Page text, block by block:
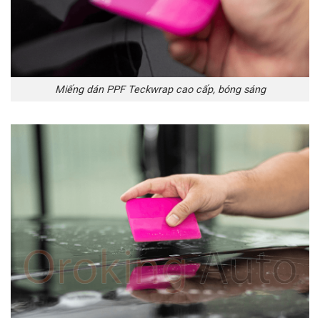
Miếng dán PPF Teckwrap cao cấp, bóng sáng